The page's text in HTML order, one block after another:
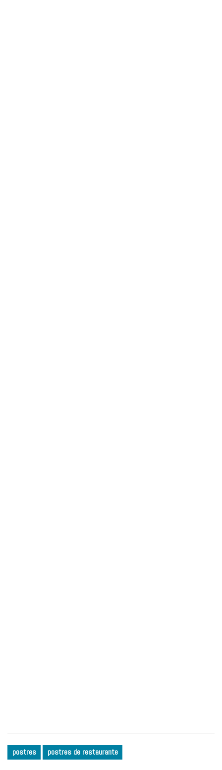
postres postres de restaurante